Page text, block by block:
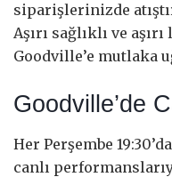
siparişlerinizde
Aşırı sağlıklı ve
Goodville’e mutlaka
Goodville’de
Her Perşembe
canlı